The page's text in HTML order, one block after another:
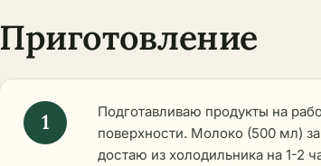
Приготовление
Подготавливаю продукты на
поверхности. Молоко (500 мл)
достаю из холодильника на 1-2